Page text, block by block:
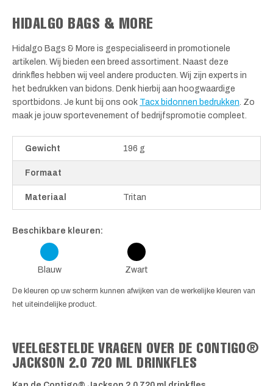
HIDALGO BAGS & MORE
Hidalgo Bags & More is gespecialiseerd in promotionele
artikelen. Wij bieden een breed assortiment. Naast deze
drinkfles hebben wij veel andere producten. Wij zijn experts in
het bedrukken van bidons. Denk hierbij aan hoogwaardige
sportbidons. Je kunt bij ons ook Tacx bidonnen bedrukken . Zo
maak je jouw sportevenement of bedrijfspromotie compleet.
Gewicht 196 g
Formaat
Materiaal Tritan
Beschikbare kleuren:
Blauw Zwart
De kleuren op uw scherm kunnen afwijken van de werkelijke kleuren van
het uiteindelijke product.
VEELGESTELDE VRAGEN OVER DE CONTIGO®
JACKSON 2.0 720 ML DRINKFLES